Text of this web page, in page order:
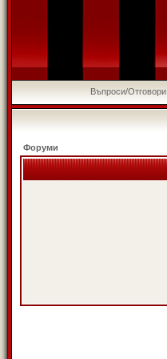
Въпроси/Отговори
Форуми